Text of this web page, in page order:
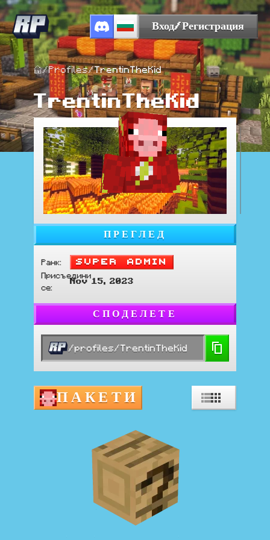
Вход/Регистрация
/Profiles/TrentinTheKid
TrentinTheKid
ПРЕГЛЕД
Ранк: Super Admin
Присъедини
се:
Nov 15, 2023
СПОДЕЛЕТЕ
/profiles/TrentinTheKid
ПАКЕТИ